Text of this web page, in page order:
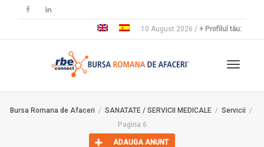
10 August 2026 / + Profilul tău:
Bursa Romana de Afaceri SANATATE / SERVICII MEDICALE
Servicii
Pagina 6
ADAUGA ANUNT